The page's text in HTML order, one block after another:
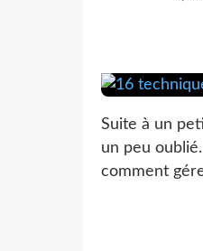
Suite à un
un peu
comment